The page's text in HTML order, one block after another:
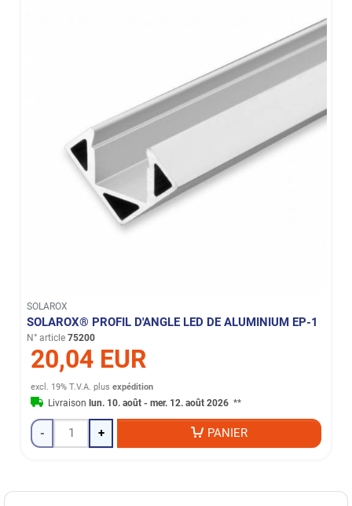
SOLAROX
SOLAROX® PROFIL D'ANGLE LED DE ALUMINIUM EP-1
N° article 75200
20,04 EUR
excl. 19% T.V.A. plusexpédition
Livraison lun. 10. août - mer. 12. août 2026 **
- + PANIER